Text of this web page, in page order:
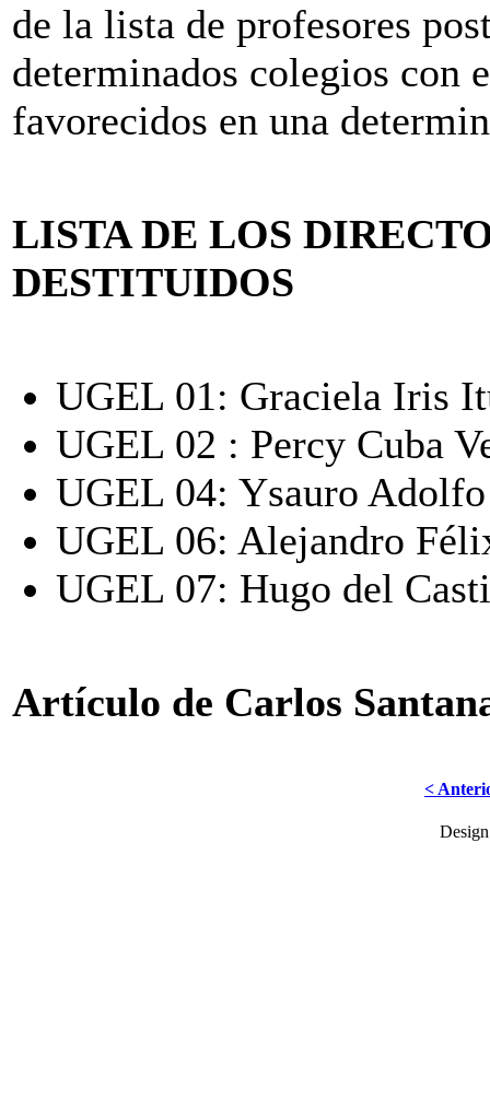
de la lista de profesores
determinados colegios con
favorecidos en una
LISTA DE LOS
DESTITUIDOS
UGEL 01: Graciela Iris
UGEL 02 : Percy Cuba
UGEL 04: Ysauro
UGEL 06: Alejandro
UGEL 07: Hugo del
Artículo de Carlos
<